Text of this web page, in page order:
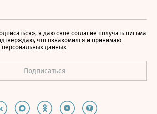
я даю свое согласие получать письма
что ознакомился и принимаю
персональных данных